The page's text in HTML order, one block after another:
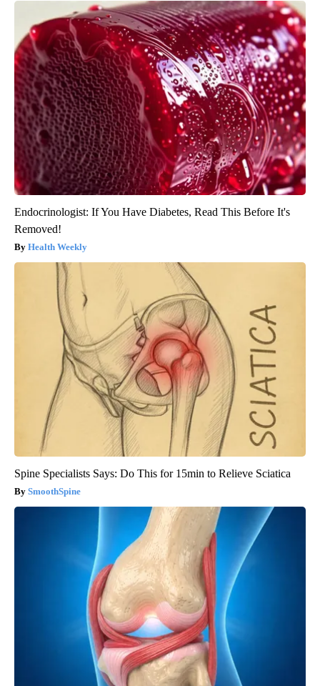
Endocrinologist: If You Have Diabetes, Read This Before It's
Removed!
Health Weekly
Spine Specialists Says: Do This for 15min to Relieve Sciatica
SmoothSpine